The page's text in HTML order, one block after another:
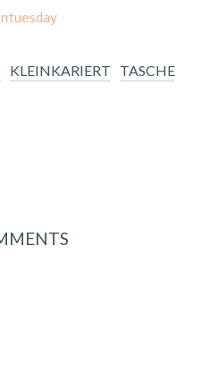
KLEINKARIERT TASCHE